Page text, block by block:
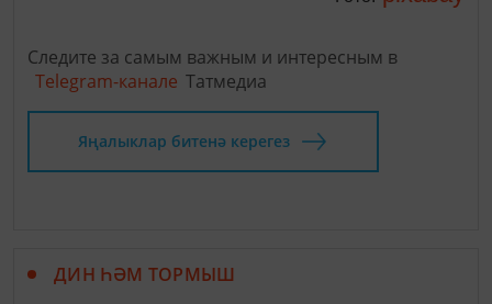
Следите за самым важным и интересным в
Telegram-канале Татмедиа
Яңалыклар битенә керегез
ДИН ҺӘМ ТОРМЫШ